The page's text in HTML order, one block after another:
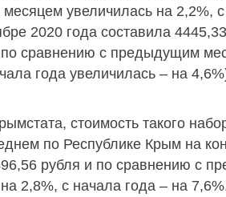
увеличилась на 2,2%,
2020 года составила
по сравнению с предыдущим
года увеличилась – на
стоимость такого
по Республике Крым на
рубля и по сравнению с
2,8%, с начала года – на